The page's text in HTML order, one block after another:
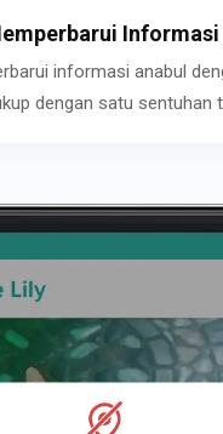
Informasi
informasi anabul
dengan satu sentuhan